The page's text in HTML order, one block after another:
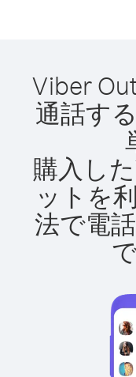
Viber
通話す
購入し
ットを
法で電